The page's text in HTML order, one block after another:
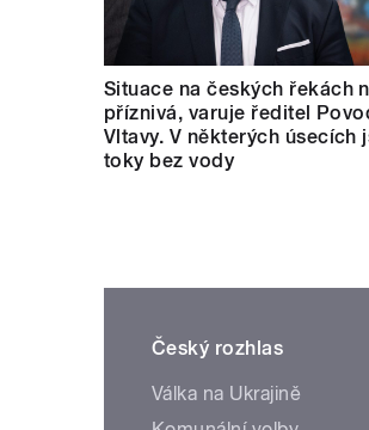
Situace na českých řekách
příznivá, varuje ředitel
Vltavy. V některých úsecích
toky bez vody
Český rozhlas
Válka na Ukrajině